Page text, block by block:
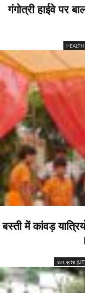
गंगोत्री हाईवे पर
बस्ती में कांवड़
उत्तर प्रदेश